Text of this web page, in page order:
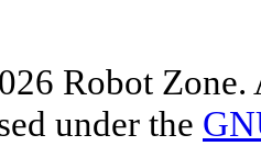
Robot Zone.
under the